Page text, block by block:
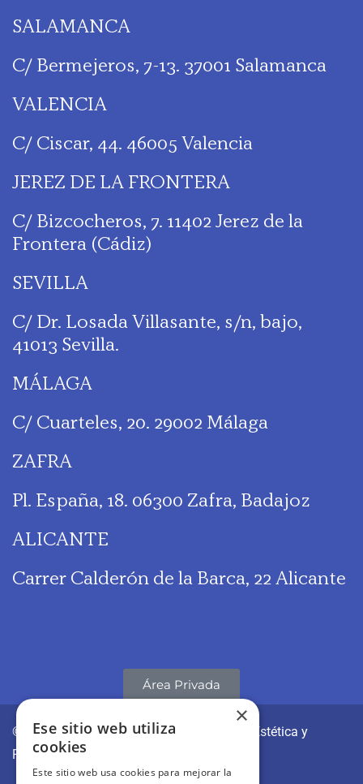
SALAMANCA
C/ Bermejeros, 7-13. 37001 Salamanca
VALENCIA
C/ Ciscar, 44. 46005 Valencia
JEREZ DE LA FRONTERA
C/ Bizcocheros, 7. 11402 Jerez de la
Frontera (Cádiz)
SEVILLA
C/ Dr. Losada Villasante, s/n, bajo,
41013 Sevilla.
MÁLAGA
C/ Cuarteles, 20. 29002 Málaga
ZAFRA
Pl. España, 18. 06300 Zafra, Badajoz
ALICANTE
Carrer Calderón de la Barca, 22 Alicante
Área Privada
© CLÍNICAS REVITAE | Medicina y Cirugía Estética y
Regenerativa
×
Ese sitio web utiliza
cookies
Este sitio web usa cookies para mejorar la